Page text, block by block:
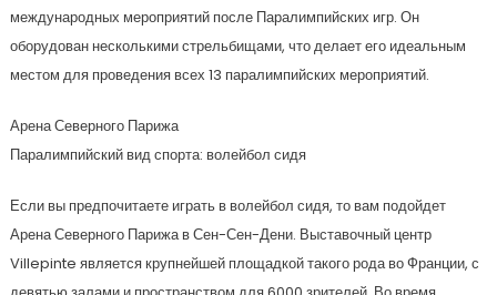
международных мероприятий после Паралимпийских игр. Он
оборудован несколькими стрельбищами, что делает его идеальным
местом для проведения всех 13 паралимпийских мероприятий.
Арена Северного Парижа
Паралимпийский вид спорта: волейбол сидя
Если вы предпочитаете играть в волейбол сидя, то вам подойдет
Арена Северного Парижа в Сен-Сен-Дени. Выставочный центр
Villepinte является крупнейшей площадкой такого рода во Франции, с